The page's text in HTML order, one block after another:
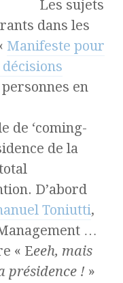
Les sujets
dans les
Manifeste pour
en
de ‘coming-
de la
D’abord
Toniutti,
…
« Eeeh, mais
présidence ! »